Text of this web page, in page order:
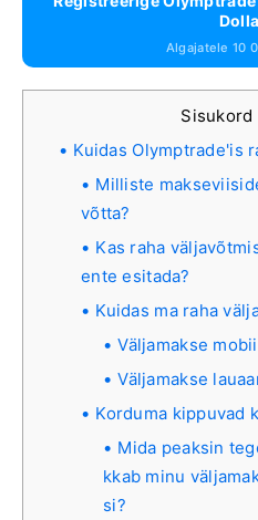
Algajatele 10
Sisukord
Kuidas Olymptrade'is
Milliste
võtta?
Kas raha
ente esitada?
Kuidas ma raha
Väljamakse
Väljamakse
Korduma kippuvad
Mida peaksin
kkab minu
si?